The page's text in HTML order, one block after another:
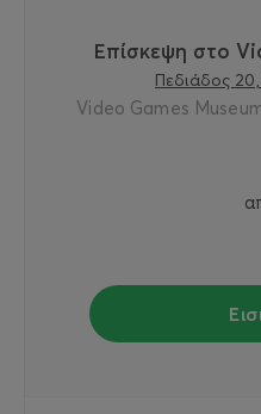
Επίσκεψη στο
Πεδιάδος
Video Games